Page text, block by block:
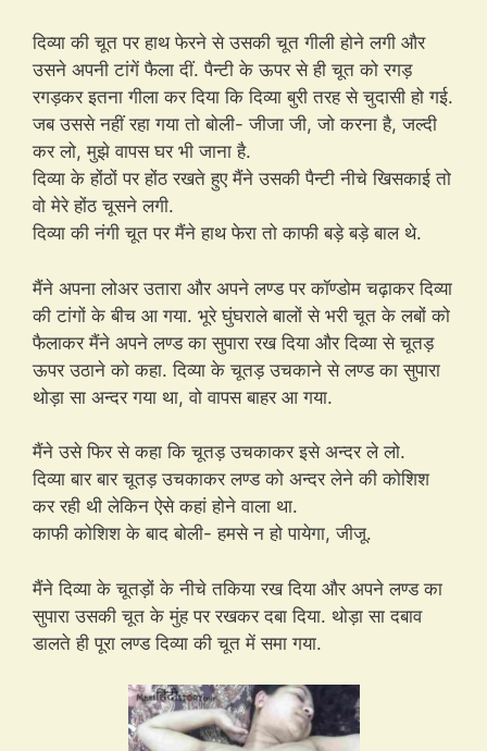
दिव्या की चूत पर हाथ फेरने से उसकी चूत गीली होने लगी और
उसने अपनी टांगें फैला दीं. पैन्टी के ऊपर से ही चूत को रगड़
रगड़कर इतना गीला कर दिया कि दिव्या बुरी तरह से चुदासी हो गई.
जब उससे नहीं रहा गया तो बोली- जीजा जी, जो करना है, जल्दी
कर लो, मुझे वापस घर भी जाना है.
दिव्या के होंठों पर होंठ रखते हुए मैंने उसकी पैन्टी नीचे खिसकाई तो
वो मेरे होंठ चूसने लगी.
दिव्या की नंगी चूत पर मैंने हाथ फेरा तो काफी बड़े बड़े बाल थे.
मैंने अपना लोअर उतारा और अपने लण्ड पर कॉण्डोम चढ़ाकर दिव्या
की टांगों के बीच आ गया. भूरे घुंघराले बालों से भरी चूत के लबों को
फैलाकर मैंने अपने लण्ड का सुपारा रख दिया और दिव्या से चूतड़
ऊपर उठाने को कहा. दिव्या के चूतड़ उचकाने से लण्ड का सुपारा
थोड़ा सा अन्दर गया था, वो वापस बाहर आ गया.
मैंने उसे फिर से कहा कि चूतड़ उचकाकर इसे अन्दर ले लो.
दिव्या बार बार चूतड़ उचकाकर लण्ड को अन्दर लेने की कोशिश
कर रही थी लेकिन ऐसे कहां होने वाला था.
काफी कोशिश के बाद बोली- हमसे न हो पायेगा, जीजू.
मैंने दिव्या के चूतड़ों के नीचे तकिया रख दिया और अपने लण्ड का
सुपारा उसकी चूत के मुंह पर रखकर दबा दिया. थोड़ा सा दबाव
डालते ही पूरा लण्ड दिव्या की चूत में समा गया.